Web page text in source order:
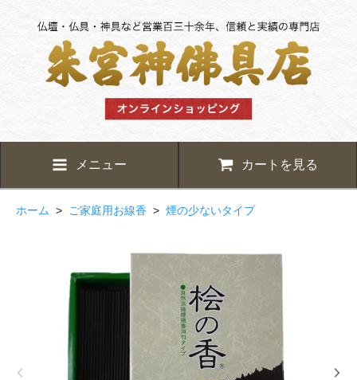
メニュー カートを見る
ホーム > ご家庭用お線香 > 煙の少ないタイプ